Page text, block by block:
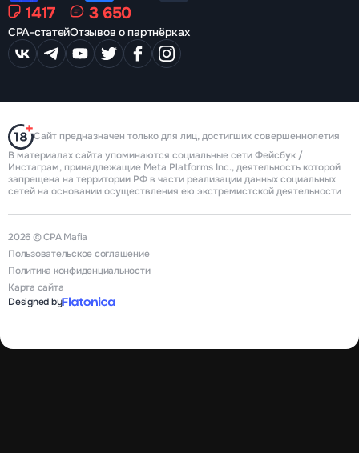
1417
CPA-статей
3 650
Отзывов о партнёрках
Сайт предназначен только для лиц, достигших совершеннолетия
В материалах сайта упоминаются социальные сети Фейсбук /
Инстаграм, принадлежащие Meta Platforms Inc., деятельность которой
запрещена на территории РФ в части реализации данных социальных
сетей на основании осуществления ею экстремистской деятельности
2026 © CPA Mafia
Пользовательское соглашение
Политика конфиденциальности
Карта сайта
Designed by